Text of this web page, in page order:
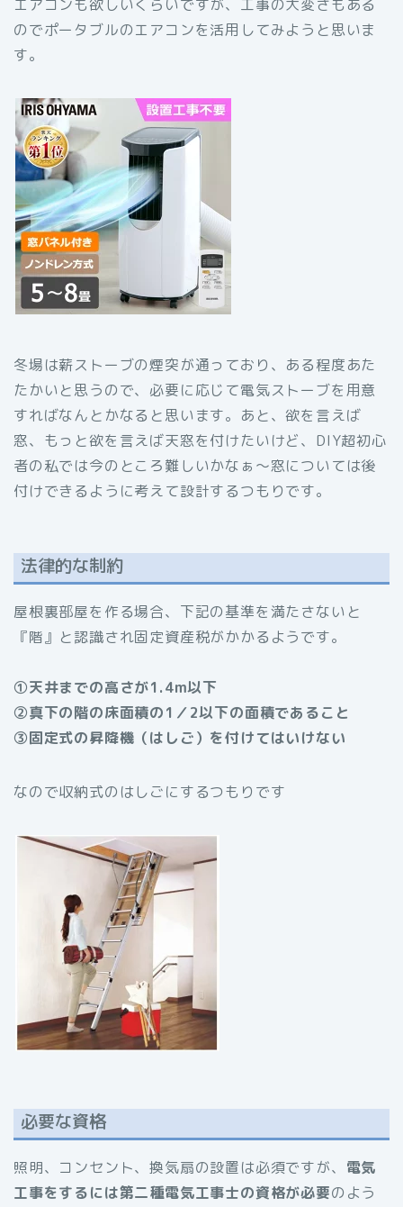
エアコンも欲しいくらいですが、工事の大変さもある
のでポータブルのエアコンを活用してみようと思いま
す。
冬場は薪ストーブの煙突が通っており、ある程度あた
たかいと思うので、必要に応じて電気ストーブを用意
すればなんとかなると思います。あと、欲を言えば
窓、もっと欲を言えば天窓を付けたいけど、DIY超初心
者の私では今のところ難しいかなぁ〜窓については後
付けできるように考えて設計するつもりです。
法律的な制約
屋根裏部屋を作る場合、下記の基準を満たさないと
『階』と認識され固定資産税がかかるようです。
①天井までの高さが1.4m以下
②真下の階の床面積の1／2以下の面積であること
③固定式の昇降機（はしご）を付けてはいけない
なので収納式のはしごにするつもりです
必要な資格
照明、コンセント、換気扇の設置は必須ですが、 電気
工事をするには第二種電気工事士の資格が必要のよう